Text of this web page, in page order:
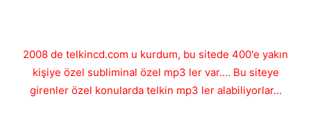
2008 de telkincd.com u kurdum, bu sitede 400'e yakın
kişiye özel subliminal özel mp3 ler var.... Bu siteye
girenler özel konularda telkin mp3 ler alabiliyorlar...